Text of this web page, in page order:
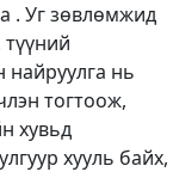
. Уг зөвлөмжид
түүний
найруулга нь
тогтоож,
хувьд
хууль байх,